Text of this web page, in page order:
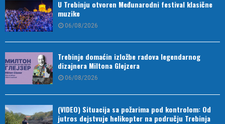
U Trebinju otvoren Međunarodni festival klasične
muzike
06/08/2026
Trebinje domaćin izložbe radova legendarnog
dizajnera Miltona Glejzera
06/08/2026
(VIDEO) Situacija sa požarima pod kontrolom: Od
jutros dejstvuje helikopter na području Trebinja